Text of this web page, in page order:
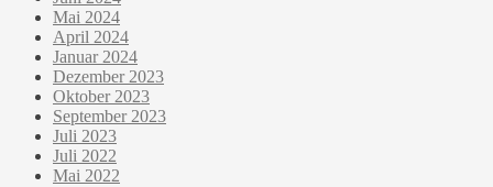
Mai 2024
April 2024
Januar 2024
Dezember 2023
Oktober 2023
September 2023
Juli 2023
Juli 2022
Mai 2022